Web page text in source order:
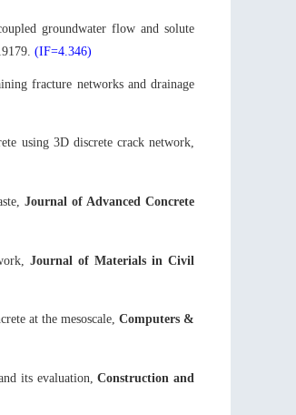
groundwater flow and solute
(IF=4.346)
fracture networks and drainage
using 3D discrete crack network,
Journal of Advanced Concrete
Journal of Materials in Civil
at the mesoscale, Computers &
its evaluation,Construction and